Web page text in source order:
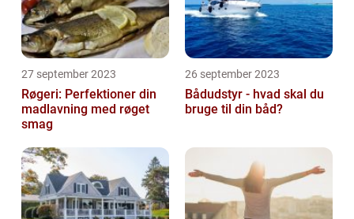
27 september 2023
Røgeri: Perfektioner din
madlavning med røget
smag
26 september 2023
Bådudstyr - hvad skal du
bruge til din båd?